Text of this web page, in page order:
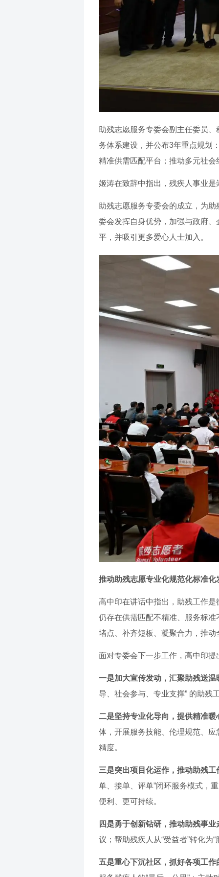
助残志愿服务专委会副主任委员
务体系建设，并公布3年重点规划
精准供需匹配平台；推动多元社会
姬涛在致辞中指出，残疾人事业
助残志愿服务专委会的成立，为
委会发挥自身优势，加强与政府
平，并吸引更多爱心人士加入。
推动助残志愿专业化规范化标准化
高中印在讲话中指出，助残工作
仍存在供需匹配不精准、服务标
堵点、补齐短板、凝聚合力，推动
面对专委会下一步工作，高中印提
一是加大宣传发动，汇聚助残送温
导、社会参与、专业支撑” 的助残
二是坚持专业化导向，提供精准暖
体，开展服务技能、伦理规范、
精度。
三是突出项目化运作，推动助残工
单、接单、评单”闭环服务模式，
便利、更可持续。
四是勇于创新钻研，推动助残事
议；帮助残疾人从“受益者”转化为
五是重心下沉社区，抓好各项工作